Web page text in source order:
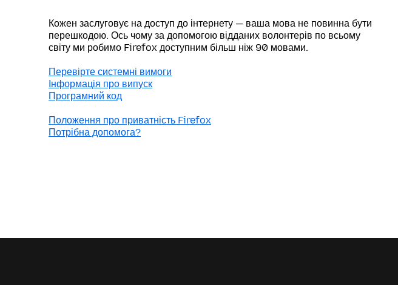
Кожен заслуговує на доступ до інтернету — ваша мова не повинна бути
перешкодою. Ось чому за допомогою відданих волонтерів по всьому
світу ми робимо Firefox доступним більш ніж 90 мовами.
Перевірте системні вимоги
Інформація про випуск
Програмний код
Положення про приватність Firefox
Потрібна допомога?